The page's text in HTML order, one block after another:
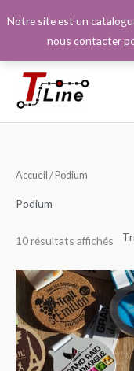
Notre site est un
nous contacter
au
Accueil / Podium
Podium
10 résultats affichés